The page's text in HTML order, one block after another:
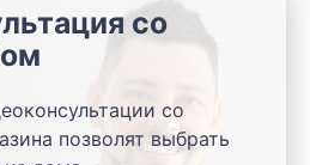
со
со
позволят выбрать